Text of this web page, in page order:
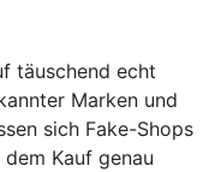
täuschend echt
Marken und
sich Fake-Shops
Kauf genau